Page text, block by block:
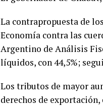
La contrapropuesta de
Economía contra las
Argentino de Análisis
líquidos, con 44,5%;
Los tributos de mayor
derechos de exportación,